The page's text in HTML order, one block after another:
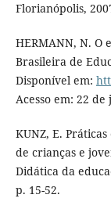
Florianópolis,
HERMANN, N. O
Brasileira de
Disponível em:
Acesso em: 22 de
KUNZ, E.
de crianças e
Didática da
p. 15-52.